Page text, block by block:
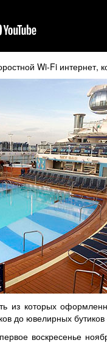
Wi-Fi
из которых
до ювелирных
воскресенье